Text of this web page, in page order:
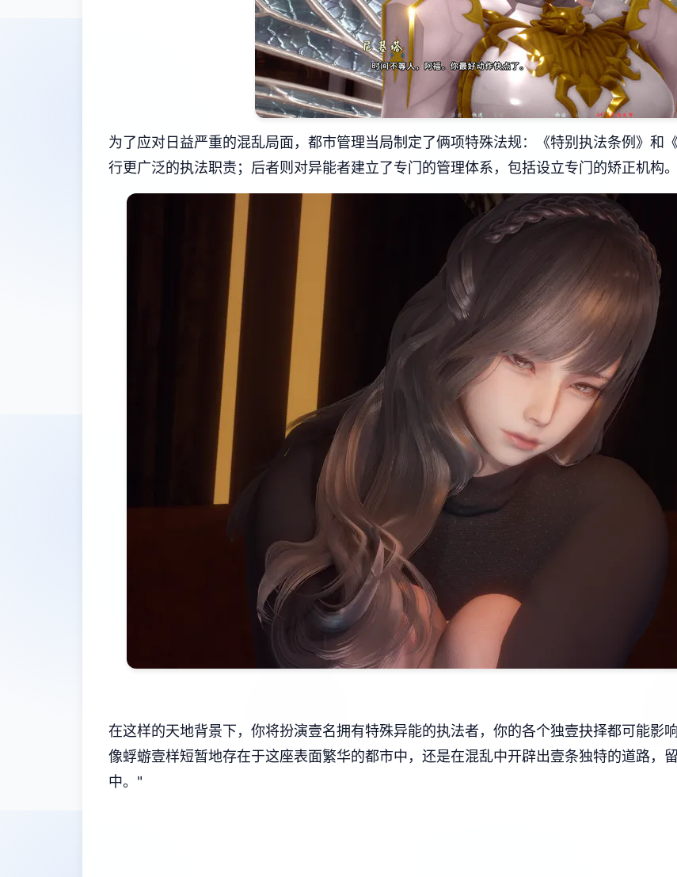
为了应对日益严重的混乱局面，都市管理当局制定了俩项特殊法规：《特别执法条例》和
行更广泛的执法职责；后者则对异能者建立了专门的管理体系，包括设立专门的矫正机构。
在这样的天地背景下，你将扮演壹名拥有特殊异能的执法者，你的各个独壹抉择都可能影
像蜉蝣壹样短暂地存在于这座表面繁华的都市中，还是在混乱中开辟出壹条独特的道路，
中。"